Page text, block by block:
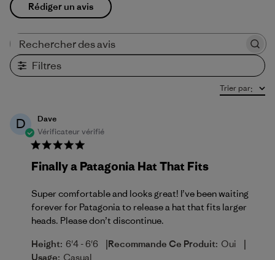
Rédiger un avis
Filtres
Trier par:
D
Dave
Vérificateur vérifié
Finally a Patagonia Hat That Fits
Super comfortable and looks great! I’ve been waiting
forever for Patagonia to release a hat that fits larger
heads. Please don’t discontinue.
Height: 6'4 - 6'6 |Recommande Ce Produit: Oui |
Usage: Casual